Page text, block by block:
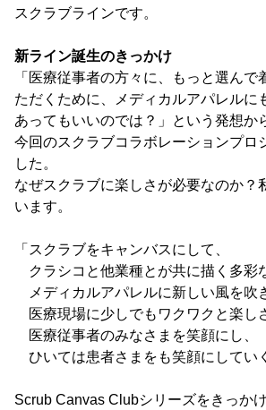
スクラブラインです。
新ライン誕生のきっかけ
「医療従事者の方々に、もっと選んで
ただくために、メディカルアパレルに
あってもいいのでは？」という発想か
今回のスクラブコラボレーションプロ
した。
なぜスクラブに楽しさが必要なのか？
います。
「スクラブをキャンバスにして、
クラシコと他業種とが共に描く多彩
メディカルアパレルに新しい風を吹
医療現場に少しでもワクワクと楽し
医療従事者のみなさまを笑顔にし、
ひいては患者さまをも笑顔にしてい
Scrub Canvas Clubシリーズをきっか